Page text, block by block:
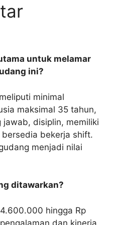
untuk melamar
ini?
minimal
maksimal 35 tahun,
disiplin, memiliki
bekerja shift.
menjadi nilai
ditawarkan?
hingga Rp
dan kinerja.